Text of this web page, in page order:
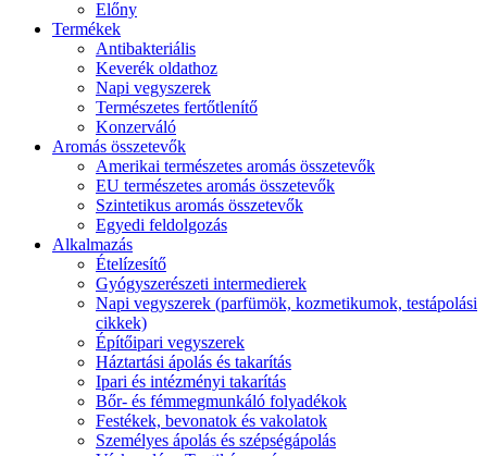
Előny
Termékek
Antibakteriális
Keverék oldathoz
Napi vegyszerek
Természetes fertőtlenítő
Konzerváló
Aromás összetevők
Amerikai természetes aromás összetevők
EU természetes aromás összetevők
Szintetikus aromás összetevők
Egyedi feldolgozás
Alkalmazás
Ételízesítő
Gyógyszerészeti intermedierek
Napi vegyszerek (parfümök, kozmetikumok, testápolási
cikkek)
Építőipari vegyszerek
Háztartási ápolás és takarítás
Ipari és intézményi takarítás
Bőr- és fémmegmunkáló folyadékok
Festékek, bevonatok és vakolatok
Személyes ápolás és szépségápolás